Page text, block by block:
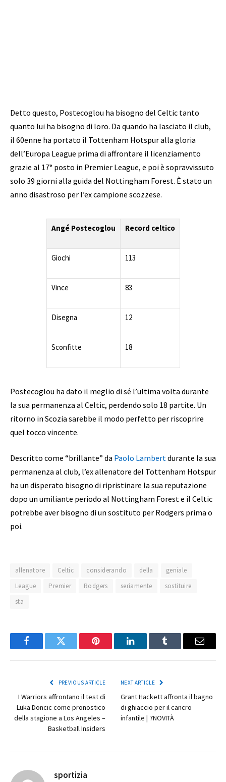
Detto questo, Postecoglou ha bisogno del Celtic tanto
quanto lui ha bisogno di loro. Da quando ha lasciato il club,
il 60enne ha portato il Tottenham Hotspur alla gloria
dell’Europa League prima di affrontare il licenziamento
grazie al 17° posto in Premier League, e poi è sopravvissuto
solo 39 giorni alla guida del Nottingham Forest. È stato un
anno disastroso per l’ex campione scozzese.
Angé Postecoglou Record celtico
Giochi 113
Vince 83
Disegna 12
Sconfitte 18
Postecoglou ha dato il meglio di sé l’ultima volta durante
la sua permanenza al Celtic, perdendo solo 18 partite. Un
ritorno in Scozia sarebbe il modo perfetto per riscoprire
quel tocco vincente.
Descritto come “brillante” da Paolo Lambertdurante la sua
permanenza al club, l’ex allenatore del Tottenham Hotspur
ha un disperato bisogno di ripristinare la sua reputazione
dopo un umiliante periodo al Nottingham Forest e il Celtic
potrebbe aver bisogno di un sostituto per Rodgers prima o
poi.
allenatore Celtic considerando della
geniale
League
Premier Rodgers seriamente
sostituire
sta
FacebookTwitter Pinterest LinkedInTumblr Email
PREVIOUS ARTICLE
I Warriors affrontano il test di
Luka Doncic come pronostico
della stagione a Los Angeles –
Basketball Insiders
NEXT ARTICLE
Grant Hackett affronta il bagno
di ghiaccio per il cancro
infantile | 7NOVITÀ
sportizia